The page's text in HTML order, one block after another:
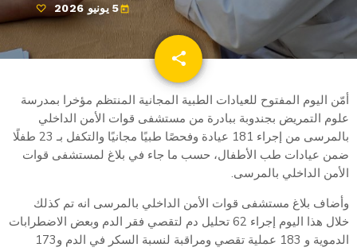
today5 يونيو 2026
share
email
أمّن اليوم المفتوح للعيادات الطبية المجانية المنتظم مؤخرا بمدرسة
علوم التمريض بجندوبة ببادرة من مستشفى قوات الأمن الداخلي
بالمرسى من إجراء 181 عيادة وفحصًا طبيًا مجانيًا والتكفل بـ 23 طفلًا
ضمن عيادات طب الأطفال، حسب ما جاء في بلاغ لمستشفى قوات
الأمن الداخلي بالمرسى.
وأضاف بلاغ مستشفى قوات الأمن الداخلي بالمرسى انه تم كذلك
خلال هذا اليوم إجراء 62 تحليل دم لتقصي فقر الدم وبعض الاضطرابات
الدموية و 183 عملية تقصي ومراقبة لنسبة السكر في الدم و173